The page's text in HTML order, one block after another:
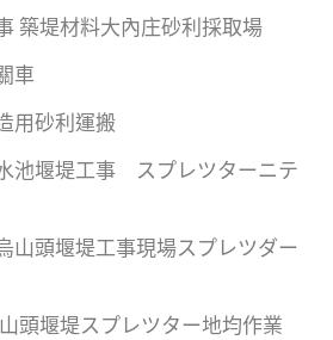
築堤材料大內庄砂利採取場
車
用砂利運搬
池堰堤工事 スプレツターニテ
頭堰堤工事現場スプレツダー
頭堰堤スプレツター地均作業